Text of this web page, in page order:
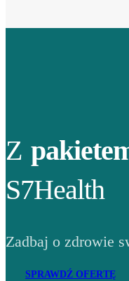
Z
S7Health
Zadbaj o zdrowie
SPRAWDŹ OFERTĘ